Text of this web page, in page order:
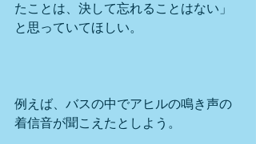
たことは、決して忘れることはない」
と思っていてほしい。
例えば、バスの中でアヒルの鳴き声の
着信音が聞こえたとしよう。